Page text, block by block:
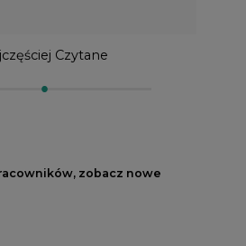
Czytane
zobacz nowe